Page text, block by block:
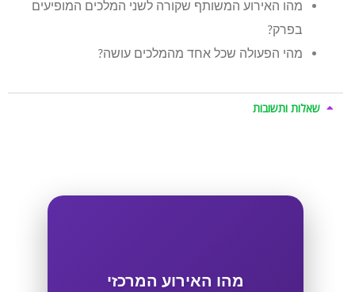
מהו האירוע המשותף שקורה לשני המלכים המופיעים
בפרק?
מהי הפעולה שכל אחד מהמלכים עושה?
שאלות ותשובות